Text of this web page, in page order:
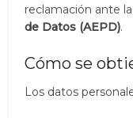
reclamación ante
de Datos (AEPD).
Cómo se
Los datos